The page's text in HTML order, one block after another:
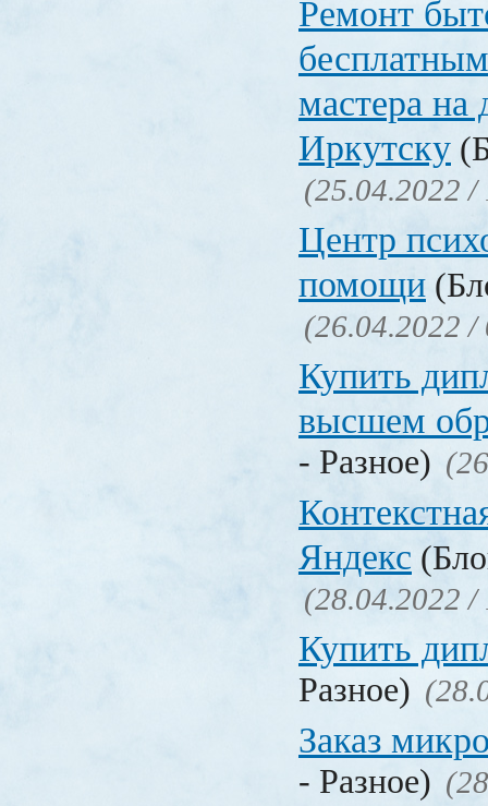
Ремонт
мастера на
Иркутску
(25.04.2022 /
Центр
помощи
(26.04.2022 /
Купить
высшем
- Разное)
Яндекс
(28.04.2022 /
Купить
Разное)
Заказ
- Разное)